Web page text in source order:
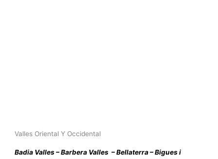
Valles Oriental Y Occidental​
Badia Valles–Barbera Valles –Bellaterra–Bigues i